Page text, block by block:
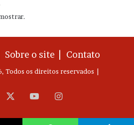
Sobre o site | Contato
Todos os direitos reservados |
YouTubeInstagram